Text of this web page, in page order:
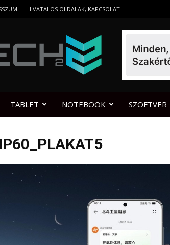
HIVATALOS OLDALAK, KAPCSOLAT
TABLET NOTEBOOK SZOFTVER